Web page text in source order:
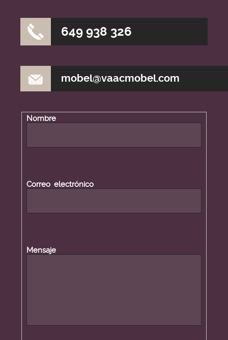
649 938 326
mobel@vaacmobel.com
Datos de contacto
Nombre
Correo electrónico
Mensaje